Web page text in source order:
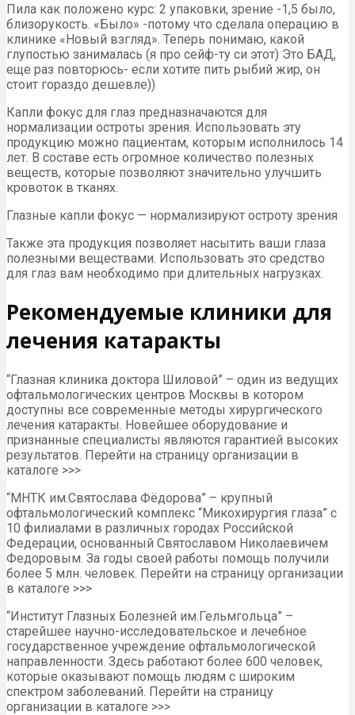
Пила как положено курс: 2 упаковки, зрение -1,5 было,
близорукость. «Было» -потому что сделала операцию в
клинике «Новый взгляд». Теперь понимаю, какой
глупостью занималась (я про сейф-ту си этот) Это БАД,
еще раз повторюсь- если хотите пить рыбий жир, он
стоит гораздо дешевле))
Капли фокус для глаз предназначаются для
нормализации остроты зрения. Использовать эту
продукцию можно пациентам, которым исполнилось 14
лет. В составе есть огромное количество полезных
веществ, которые позволяют значительно улучшить
кровоток в тканях.
Глазные капли фокус — нормализируют остроту зрения
Также эта продукция позволяет насытить ваши глаза
полезными веществами. Использовать это средство
для глаз вам необходимо при длительных нагрузках.
Рекомендуемые клиники для
лечения катаракты
“Глазная клиника доктора Шиловой” – один из ведущих
офтальмологических центров Москвы в котором
доступны все современные методы хирургического
лечения катаракты. Новейшее оборудование и
признанные специалисты являются гарантией высоких
результатов. Перейти на страницу организации в
каталоге >>>
“МНТК им.Святослава Фёдорова” – крупный
офтальмологический комплекс “Микохирургия глаза” с
10 филиалами в различных городах Российской
Федерации, основанный Святославом Николаевичем
Федоровым. За годы своей работы помощь получили
более 5 млн. человек. Перейти на страницу организации
в каталоге >>>
“Институт Глазных Болезней им.Гельмгольца” –
старейшее научно-исследовательское и лечебное
государственное учреждение офтальмологической
направленности. Здесь работают более 600 человек,
которые оказывают помощь людям с широким
спектром заболеваний. Перейти на страницу
организации в каталоге >>>